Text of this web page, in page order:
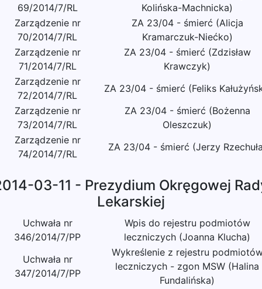
69/2014/7/RL
Kolińska-Machnicka)
Zarządzenie nr
70/2014/7/RL
ZA 23/04 - śmierć (Alicja
Kramarczuk-Niećko)
Zarządzenie nr
71/2014/7/RL
ZA 23/04 - śmierć (Zdzisław
Krawczyk)
Zarządzenie nr
72/2014/7/RL
ZA 23/04 - śmierć (Feliks
Zarządzenie nr
73/2014/7/RL
ZA 23/04 - śmierć (Bożenna
Oleszczuk)
Zarządzenie nr
74/2014/7/RL
ZA 23/04 - śmierć (Jerzy
03-11 - Prezydium Okręgowej
Lekarskiej
Uchwała nr
346/2014/7/PP
Wpis do rejestru podmiotów
leczniczych (Joanna Klucha)
Uchwała nr
347/2014/7/PP
Wykreślenie z rejestru
leczniczych - zgon MSW (Halina
Fundalińska)